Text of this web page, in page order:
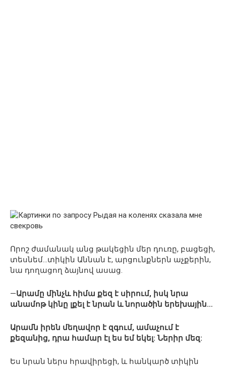
Որոշ ժամանակ անց թակեցին մեր դուռը, բացեցի,
տեսնեմ…տիկին Աննան է, արցունքներն աչքերին,
նա դողացող ձայնով ասաց.
—Արամը մինչև հիմա քեզ է սիրում, իսկ նրա
անամոթ կինը լքել է նրան և նորածին երեխային…
Արամն իրեն մեղավոր է զգում, ամաչում է
քեզանից, դրա համար էլ ես եմ եկել: Ներիր մեզ:
Ես նրան ներս հրավիրեցի, և հանկարծ տիկին